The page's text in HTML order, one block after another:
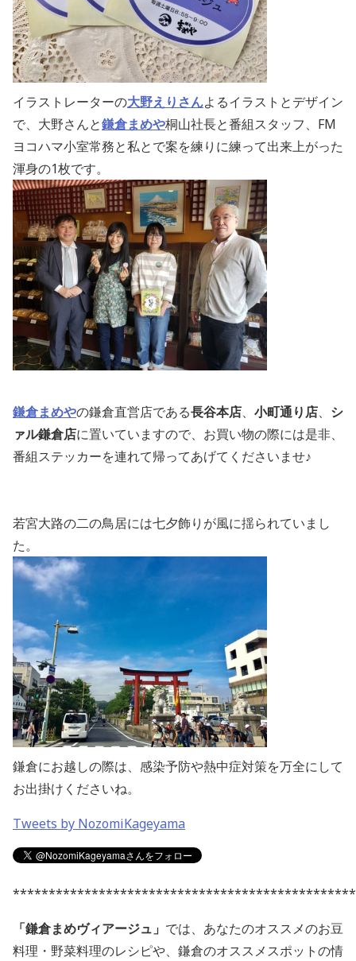
イラストレーターの大野えりさんよるイラストとデザイン
で、大野さんと鎌倉まめや桐山社長と番組スタッフ、FM
ヨコハマ小室常務と私とで案を練りに練って出来上がった
渾身の1枚です。
鎌倉まめやの鎌倉直営店である長谷本店、 小町通り店、 シ
ァル鎌倉店に置いていますので、お買い物の際には是非、
番組ステッカーを連れて帰ってあげてくださいませ♪
若宮大路の二の鳥居には七夕飾りが風に揺られていまし
た。
鎌倉にお越しの際は、感染予防や熱中症対策を万全にして
お出掛けくださいね。
Tweets by NozomiKageyama
「鎌倉まめヴィアージュ」 では、あなたのオススメのお豆
料理・野菜料理のレシピや、鎌倉のオススメスポットの情